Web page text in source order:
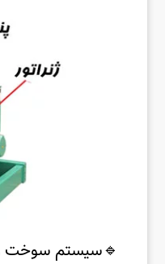
🔹سیستم سوخت و